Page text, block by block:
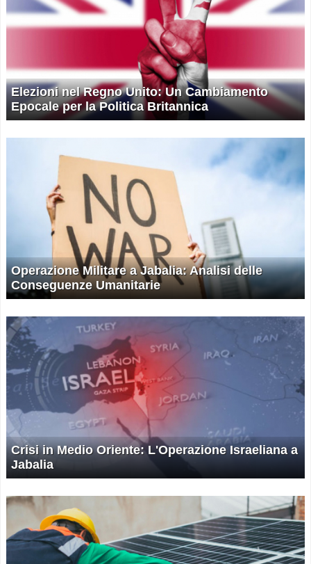
Elezioni nel Regno Unito: Un Cambiamento
Epocale per la Politica Britannica
Operazione Militare a Jabalia: Analisi delle
Conseguenze Umanitarie
Crisi in Medio Oriente: L'Operazione Israeliana a
Jabalia